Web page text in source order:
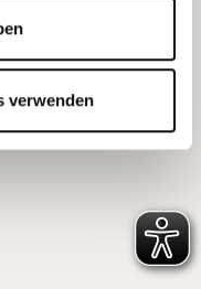
verwenden